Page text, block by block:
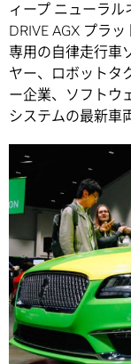
ィープ ニューラル
DRIVE AGX プラ
専用の自律走行車
ヤー、ロボットタ
ー企業、ソフトウ
システムの最新車